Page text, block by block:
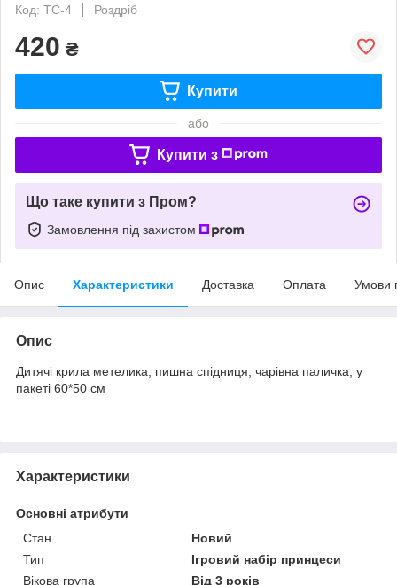
Код: TC-4
Роздріб
420 ₴
Купити
або
Купити з
Що таке купити з Пром?
Замовлення під захистом
Опис Характеристики Доставка Оплата Умови
Опис
Дитячі крила метелика, пишна спідниця, чарівна паличка, у
пакеті 60*50 см
Характеристики
Основні атрибути
Стан
Новий
Тип
Ігровий набір принцеси
Вікова група
Від 3 років